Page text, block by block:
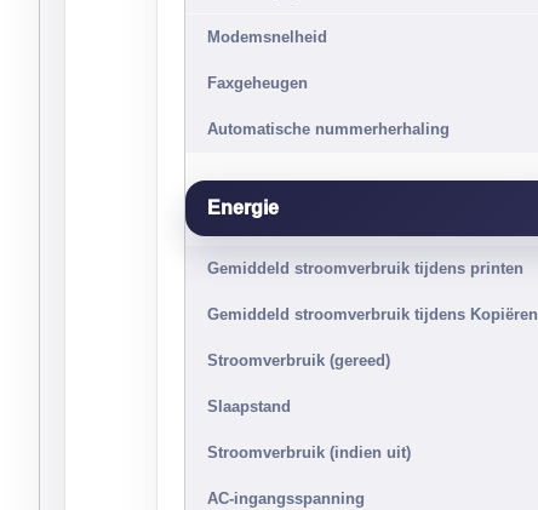
Modemsnelheid
Faxgeheugen
Automatische nummerherhaling
Energie
Gemiddeld stroomverbruik tijdens printen
Gemiddeld stroomverbruik tijdens Kopiëren
Stroomverbruik (gereed)
Slaapstand
Stroomverbruik (indien uit)
AC-ingangsspanning